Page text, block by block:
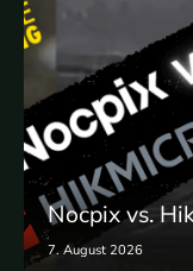
Nocpix vs.
7. August 2026